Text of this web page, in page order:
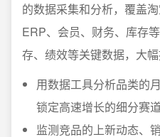
的数据采集和分析，覆盖
ERP、会员、财务、库存
存、绩效等关键数据，大幅
用数据工具分析品类的
锁定高速增长的细分赛道
监测竞品的上新动态、